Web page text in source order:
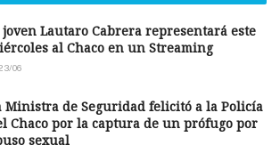
joven Lautaro Cabrera representará este
al Chaco en un Streaming
06
Ministra de Seguridad felicitó a la Policía
Chaco por la captura de un prófugo por
sexual